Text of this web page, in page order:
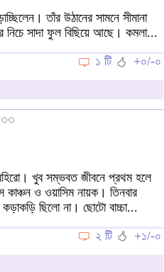
তাঁর উঠানের সামনে সীমানা
নিচে সাদা ফুল বিছিয়ে আছে। কমলা...
১ টি
+০/-০
খুব সম্ভবত জীবনে প্রথম হলে
কাঞ্চন ও ওয়াসিম নায়ক। তিনবার
ছিলো না। ছোটো বাচ্চা...
২ টি
+১/-০